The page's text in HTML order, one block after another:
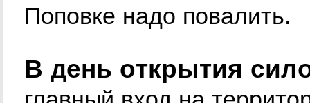
Поповке надо повалить.
В день открытия